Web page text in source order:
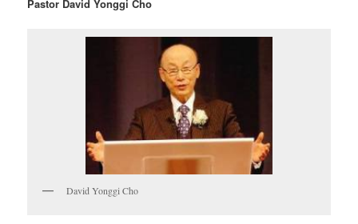
Pastor David Yonggi Cho
David Yonggi Cho